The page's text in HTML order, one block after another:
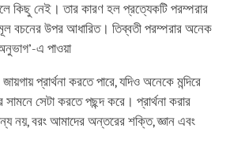
কিছু নেই। তার কারণ হল প্রত্যেকটি পরম্পরার
বচনের উপর আধারিত। তিব্বতী পরম্পরার অনেক
এ পাওয়া
প্রার্থনা করতে পারে, যদিও অনেকে মন্দিরে
সামনে সেটা করতে পছন্দ করে। প্রার্থনা করার
নয়, বরং আমাদের অন্তরের শক্তি, জ্ঞান এবং